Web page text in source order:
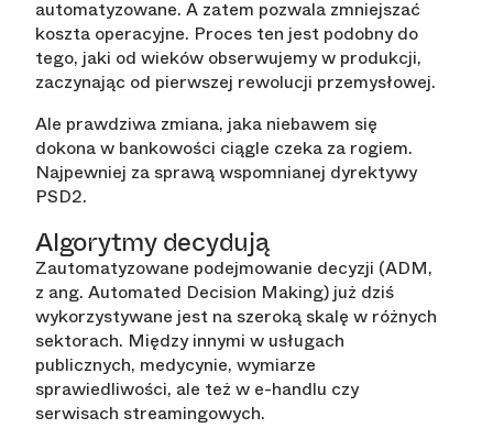
automatyzowane. A zatem pozwala zmniejszać
koszta operacyjne. Proces ten jest podobny do
tego, jaki od wieków obserwujemy w produkcji,
zaczynając od pierwszej rewolucji przemysłowej.
Ale prawdziwa zmiana, jaka niebawem się
dokona w bankowości ciągle czeka za rogiem.
Najpewniej za sprawą wspomnianej dyrektywy
PSD2.
Algorytmy decydują
Zautomatyzowane podejmowanie decyzji (ADM,
z ang. Automated Decision Making) już dziś
wykorzystywane jest na szeroką skalę w różnych
sektorach. Między innymi w usługach
publicznych, medycynie, wymiarze
sprawiedliwości, ale też w e-handlu czy
serwisach streamingowych.